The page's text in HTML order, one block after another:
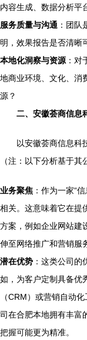
内容生成、数据分析平
服务质量与沟通 ：团
明，效果报告是否清晰
本地化洞察与资源 ：
地商业环境、文化、消
源？
二、安徽荟商信息
以安徽荟商信息科
（注：以下分析基于其
业务聚焦 ：作为一家“
相关。这意味着它在提
方案，例如企业网站建
伸至网络推广和营销服
潜在优势 ：这类公司
如，为客户定制具备优
（CRM）或营销自动
司在合肥本地拥有丰富
把握可能更为精准。